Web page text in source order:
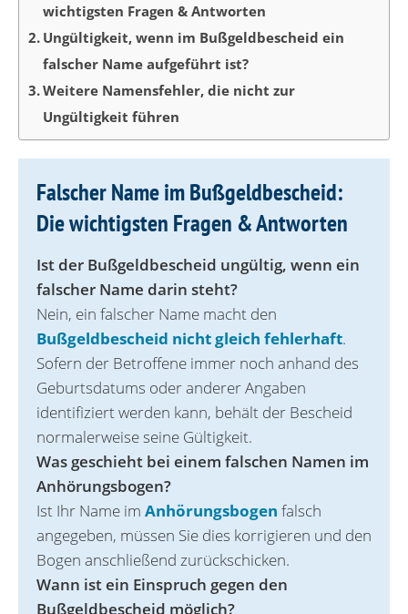
wichtigsten Fragen & Antworten
Ungültigkeit, wenn im Bußgeldbescheid ein
falscher Name aufgeführt ist?
Weitere Namensfehler, die nicht zur
Ungültigkeit führen
Falscher Name im Bußgeldbescheid:
Die wichtigsten Fragen & Antworten
Ist der Bußgeldbescheid ungültig, wenn ein
falscher Name darin steht?
Nein, ein falscher Name macht den
Bußgeldbescheid nicht gleich fehlerhaft.
Sofern der Betroffene immer noch anhand des
Geburtsdatums oder anderer Angaben
identifiziert werden kann, behält der Bescheid
normalerweise seine Gültigkeit.
Was geschieht bei einem falschen Namen im
Anhörun‌gsbogen?
Ist Ihr Name im Anhörungsbogen falsch
angegeben, müssen Sie dies korrigieren und den
Bogen anschließend zurückschicken.
Wann ist ein Einspruch gegen den
Buß‌geldbescheid möglich?